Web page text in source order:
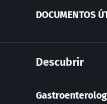
DOCUMENTOS
Descubrir